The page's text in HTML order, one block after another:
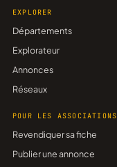
EXPLORER
Départements
Explorateur
Annonces
Réseaux
POUR LES ASSOCIATIONS
Revendiquer sa fiche
Publier une annonce